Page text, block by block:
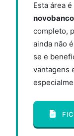
Esta área
novobanco
completo,
ainda não
se e
vantagens